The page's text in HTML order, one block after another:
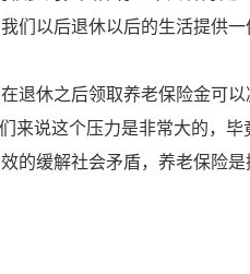
们以后退休以后的生活提供
退休之后领取养老保险金可
来说这个压力是非常大的，
的缓解社会矛盾，养老保险